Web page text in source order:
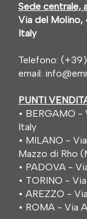
Sede centrale,
Via del
Italy
Telefono: (+39)
email:
PUNTI
• BERGAMO -
Italy
• MILANO -
Mazzo di Rho
• PADOVA -
• TORINO -
• AREZZO -
• ROMA - Via